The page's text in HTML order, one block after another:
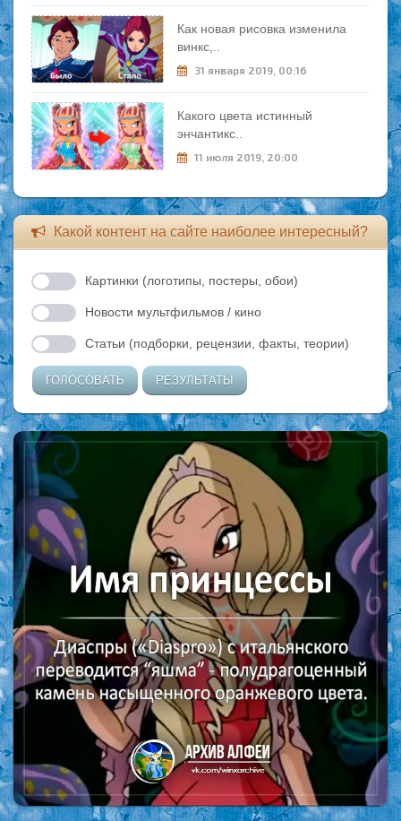
Как новая рисовка изменила
винкс,..
31 января 2019, 00:16
Какого цвета истинный
энчантикс..
11 июля 2019, 20:00
Какой контент на сайте наиболее интересный?
Картинки (логотипы, постеры, обои)
Новости мультфильмов / кино
Статьи (подборки, рецензии, факты, теории)
ГОЛОСОВАТЬ РЕЗУЛЬТАТЫ